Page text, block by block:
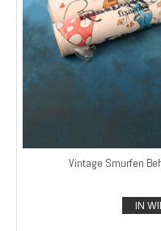
Vintage Smurfen
IN